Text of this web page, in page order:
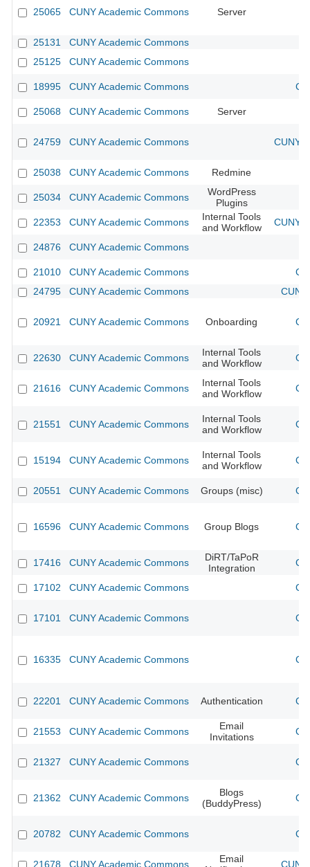
25065 CUNY Academic Commons Server
25131
CUNY Academic Commons
25125
CUNY Academic Commons
18995 CUNY Academic Commons
25068 CUNY Academic Commons Server
24759 CUNY Academic Commons CUNY
25038 CUNY Academic Commons Redmine
25034 CUNY Academic Commons
WordPress
Plugins
22353
CUNY Academic Commons
Internal Tools
and Workflow
CUNY
24876 CUNY Academic Commons
21010 CUNY Academic Commons
24795
CUNY Academic Commons
20921 CUNY Academic Commons Onboarding
22630 CUNY Academic Commons
Internal Tools
and Workflow
21616 CUNY Academic Commons
Internal Tools
and Workflow
21551 CUNY Academic Commons
Internal Tools
and Workflow
15194 CUNY Academic Commons
Internal Tools
and Workflow
20551 CUNY Academic Commons Groups (misc)
16596 CUNY Academic Commons Group Blogs
17416 CUNY Academic Commons
DiRT/TaPoR
Integration
17102 CUNY Academic Commons
17101 CUNY Academic Commons
16335 CUNY Academic Commons
22201 CUNY Academic Commons Authentication
21553 CUNY Academic Commons
Email
Invitations
21327 CUNY Academic Commons
21362 CUNY Academic Commons
Blogs
(BuddyPress)
20782 CUNY Academic Commons
21678 CUNY Academic Commons
Email